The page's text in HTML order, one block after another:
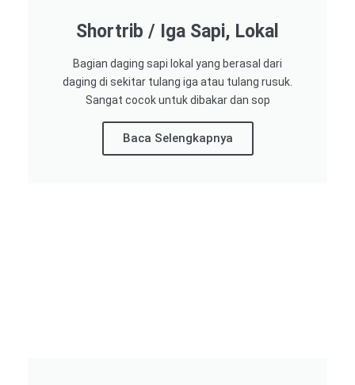
Shortrib / Iga Sapi, Lokal
Bagian daging sapi lokal yang berasal dari
daging di sekitar tulang iga atau tulang rusuk.
Sangat cocok untuk dibakar dan sop
Baca Selengkapnya